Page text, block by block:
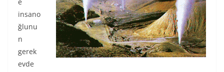
insano
ğlunu
n
gerek
evde